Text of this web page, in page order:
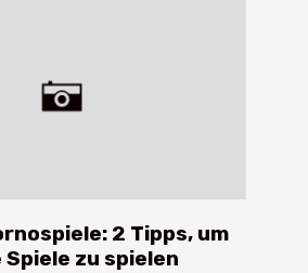
2 Tipps, um
zu spielen